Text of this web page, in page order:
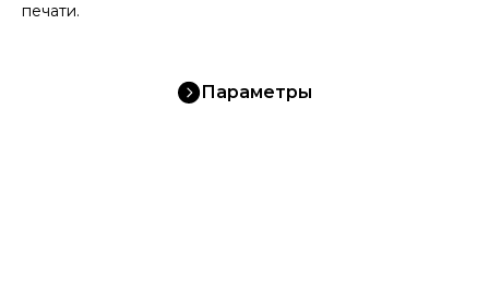
печати.
Параметры